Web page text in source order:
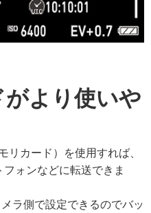
より使いや
リカード）を使用すれば、
ォンなどに転送できま
ラ側で設定できるのでバッ